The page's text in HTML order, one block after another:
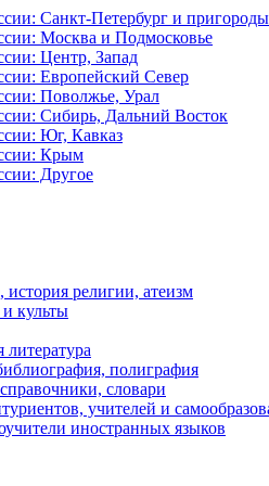
Санкт-Петербург и пригороды
Москва и Подмосковье
Центр, Запад
Европейский Север
Поволжье, Урал
Сибирь, Дальний Восток
Юг, Кавказ
Крым
Другое
история религии, атеизм
культы
полиграфия
словари
учителей и
иностранных языков